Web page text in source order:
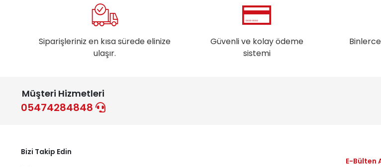
Siparişleriniz en kısa sürede elinize
ulaşır.
Güvenli ve kolay ödeme
sistemi
Müşteri Hizmetleri
05474284848
Bizi Takip Edin
E-Bülten